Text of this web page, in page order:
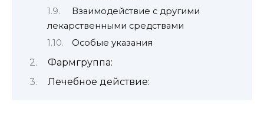
Взаимодействие с другими
лекарственными средствами
Особые указания
Фармгруппа:
Лечебное действие: